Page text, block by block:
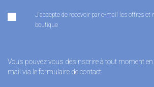
J'accepte de recevoir par e-mail les offres et
boutique
Vous pouvez vous désinscrire à tout moment
mail via le formulaire de contact